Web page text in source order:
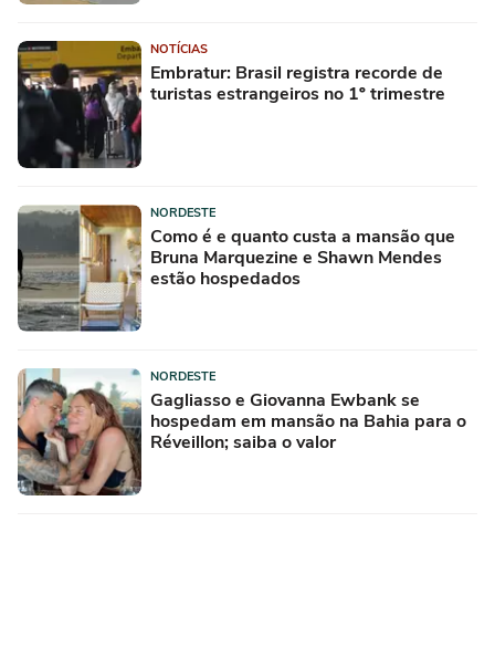
NOTÍCIAS
Embratur: Brasil registra recorde de
turistas estrangeiros no 1º trimestre
NORDESTE
Como é e quanto custa a mansão que
Bruna Marquezine e Shawn Mendes
estão hospedados
NORDESTE
Gagliasso e Giovanna Ewbank se
hospedam em mansão na Bahia para o
Réveillon; saiba o valor